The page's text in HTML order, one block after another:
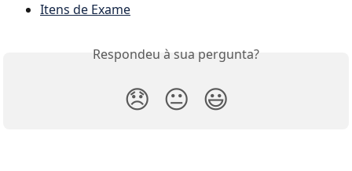
Itens de Exame
Respondeu à sua pergunta?
😞 😐 😃